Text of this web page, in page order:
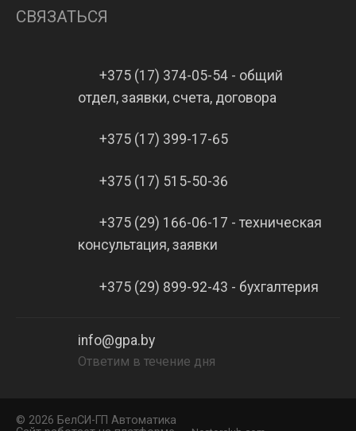
СВЯЗАТЬСЯ
+375 (17) 374-05-54 - общий
отдел, заявки, счета, договора
+375 (17) 399-17-65
+375 (17) 515-50-36
+375 (29) 166-06-17 - техническая
консультация, заявки
+375 (29) 899-92-43 - бухгалтерия
info@gpa.by
Ответим в течение дня
© 2026 БелCИ-ГП Автоматика